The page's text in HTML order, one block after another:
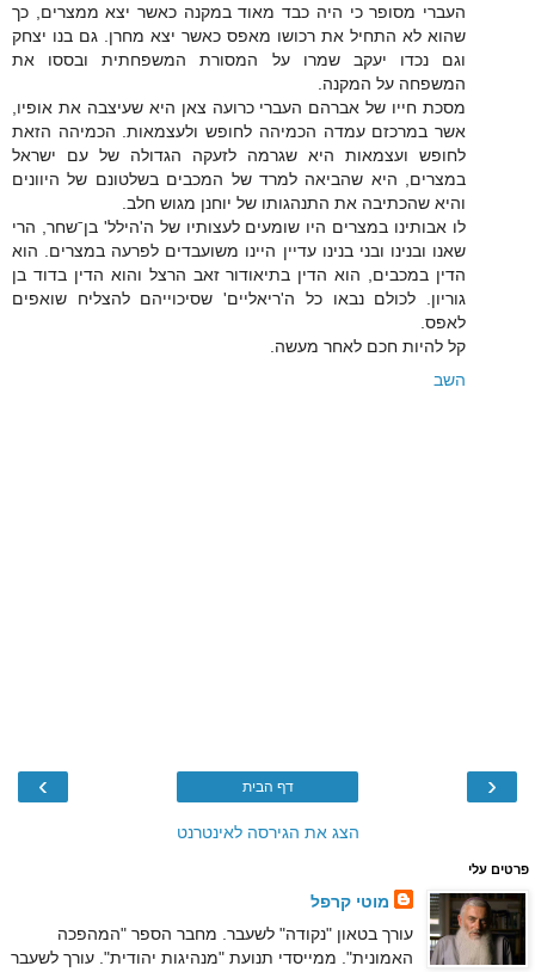
העברי מסופר כי היה כבד מאוד במקנה כאשר יצא ממצרים, כך
שהוא לא התחיל את רכושו מאפס כאשר יצא מחרן. גם בנו יצחק
וגם נכדו יעקב שמרו על המסורת המשפחתית ובססו את
המשפחה על המקנה.
מסכת חייו של אברהם העברי כרועה צאן היא שעיצבה את אופיו,
אשר במרכזם עמדה הכמיהה לחופש ולעצמאות. הכמיהה הזאת
לחופש ועצמאות היא שגרמה לזעקה הגדולה של עם ישראל
במצרים, היא שהביאה למרד של המכבים בשלטונם של היוונים
והיא שהכתיבה את התנהגותו של יוחנן מגוש חלב.
לו אבותינו במצרים היו שומעים לעצותיו של ה'הילל' בןˉשחר, הרי
שאנו ובנינו ובני בנינו עדיין היינו משועבדים לפרעה במצרים. הוא
הדין במכבים, הוא הדין בתיאודור זאב הרצל והוא הדין בדוד בן
גוריון. לכולם נבאו כל ה'ריאליים' שסיכוייהם להצליח שואפים
לאפס.
קל להיות חכם לאחר מעשה.
השב
‹
› דף הבית
הצג את הגירסה לאינטרנט
פרטים עלי
מוטי קרפל
עורך בטאון "נקודה" לשעבר. מחבר הספר "המהפכה
האמונית". ממייסדי תנועת "מנהיגות יהודית". עורך לשעבר